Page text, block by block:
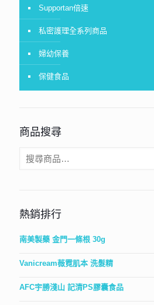
Supportan倍速
私密護理全系列商品
婦幼保養
保健食品
商品搜尋
熱銷排行
南美製藥 金門一條根 30g
Vanicream薇霓肌本 洗髮精
AFC宇勝淺山 記清PS膠囊食品